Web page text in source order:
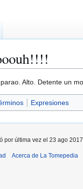
Alto. Detente un
Expresiones
por última vez el 23 ago
Acerca de La Tomepedia